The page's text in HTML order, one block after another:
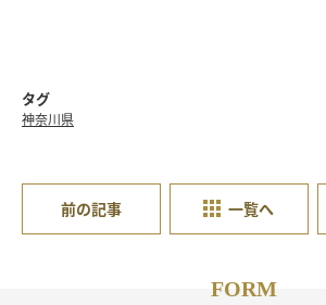
タグ
神奈川県
前の記事 一覧へ
FORM